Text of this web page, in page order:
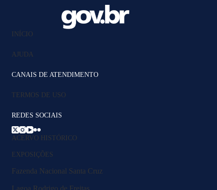
INÍCIO
AJUDA
CANAIS DE ATENDIMENTO
TERMOS DE USO
REDES SOCIAIS
ACERVO HISTÓRICO
EXPOSIÇÕES
Fazenda Nacional Santa Cruz
Lagoa Rodrigo de Freitas